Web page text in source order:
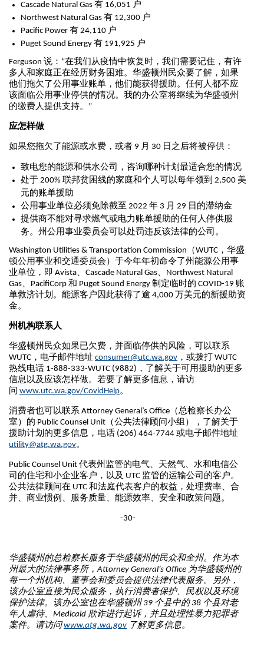
Cascade Natural Gas 有 16,051 户
Northwest Natural Gas 有 12,300 户
Pacific Power 有 24,110 户
Puget Sound Energy 有 191,925 户
Ferguson 说：“在我们从疫情中恢复时，我们需要记住，有许
多人和家庭正在经历财务困难。华盛顿州民众要了解，如果
他们拖欠了公用事业账单，他们能获得援助。任何人都不应
该面临公用事业停供的情况。我的办公室将继续为华盛顿州
的缴费人提供支持。”
应怎样做
如果您拖欠了能源或水费，或者 9 月 30 日之后将被停供：
致电您的能源和供水公司，咨询哪种计划最适合您的情况
处于 200% 联邦贫困线的家庭和个人可以每年领到 2,500 美
元的账单援助
公用事业单位必须免除截至 2022 年 3 月 29 日的滞纳金
提供商不能对寻求燃气或电力账单援助的任何人停供服
务。州公用事业委员会可以处罚违反该法律的公司。
Washington Utilities & Transportation Commission（WUTC，华盛
顿公用事业和交通委员会）于今年年初命令了州能源公用事
业单位，即 Avista、Cascade Natural Gas、Northwest Natural
Gas、PacifiCorp 和 Puget Sound Energy 制定临时的 COVID-19 账
单救济计划。能源客户因此获得了逾 4,000 万美元的新援助资
金。
州机构联系人
华盛顿州民众如果已欠费，并面临停供的风险，可以联系
WUTC，电子邮件地址 consumer@utc.wa.gov ，或拨打 WUTC
热线电话 1-888-333-WUTC (9882)，了解关于可用援助的更多
信息以及应该怎样做。若要了解更多信息，请访
问 www.utc.wa.gov/CovidHelp。
消费者也可以联系 Attorney General’s Office（总检察长办公
室）的 Public Counsel Unit（公共法律顾问小组），了解关于
援助计划的更多信息，电话 (206) 464-7744 或电子邮件地址
utility@atg.wa.gov。
Public Counsel Unit 代表州监管的电气、天然气、水和电信公
司的住宅和小企业客户，以及 UTC 监管的运输公司的客户。
公共法律顾问在 UTC 和法庭代表客户的权益，处理费率、合
并、商业惯例、服务质量、能源效率、安全和政策问题。
-30-
华盛顿州的总检察长服务于华盛顿州的民众和全州。作为本
州最大的法律事务所，Attorney General’s Office 为华盛顿州的
每一个州机构、董事会和委员会提供法律代表服务。另外，
该办公室直接为民众服务，执行消费者保护、民权以及环境
保护法律。该办公室也在华盛顿州39 个县中的38 个县对老
年人虐待、 Medicaid 欺诈进行起诉，并且处理性暴力犯罪者
案件。请访问 www.atg.wa.gov 了解更多信息。